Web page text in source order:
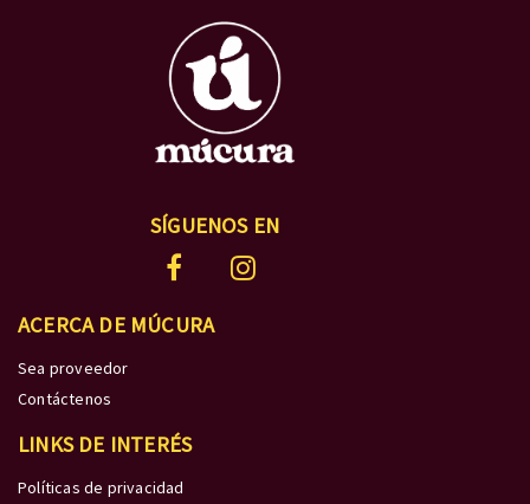
SÍGUENOS EN
ACERCA DE MÚCURA
Sea proveedor
Contáctenos
LINKS DE INTERÉS
Políticas de privacidad